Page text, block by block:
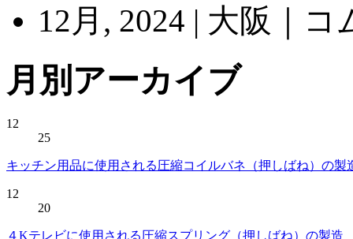
12月, 2024 | 大阪｜
月別アーカイブ
12
25
キッチン用品に使用される圧縮コイルバネ（押しばね）の製
12
20
４Kテレビに使用される圧縮スプリング（押しばね）の製造